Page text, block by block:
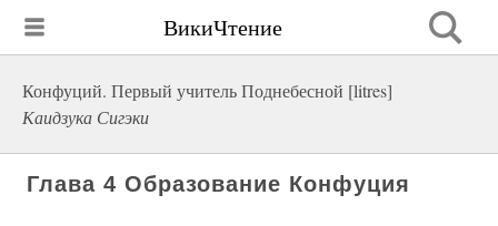
ВикиЧтение
Конфуций. Первый учитель Поднебесной [litres]
Каидзука Сигэки
Глава 4 Образование Конфуция